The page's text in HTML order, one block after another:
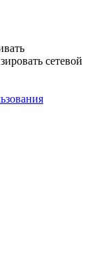
сетевой